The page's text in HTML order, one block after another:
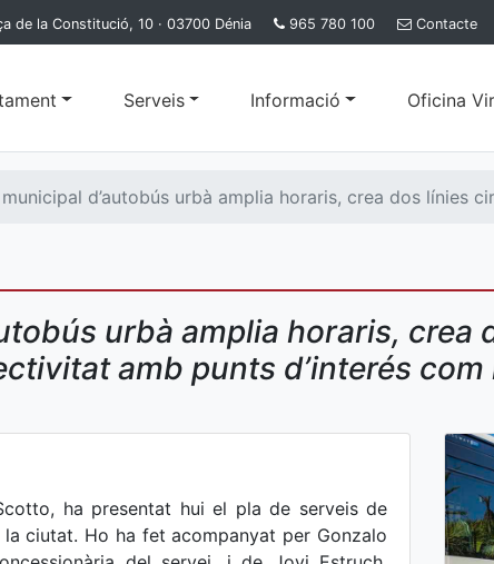
de la Constitució, 10 · 03700 Dénia 965 780 100 Contacte
Serveis Informació Oficina
d’autobús urbà amplia horaris, crea dos línies
urbà amplia horaris, crea
amb punts d’interés com
ha presentat hui el pla de serveis de
ciutat. Ho ha fet acompanyat per Gonzalo